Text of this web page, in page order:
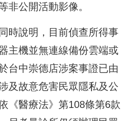
非公開活動影像。
時說明，目前偵查所得事
主機並無連線備份雲端或
台中崇德店涉案事證已由
及故意危害民眾隱私及公
《醫療法》第108條第6款